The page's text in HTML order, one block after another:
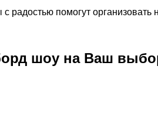
радостью помогут
шоу на Ваш